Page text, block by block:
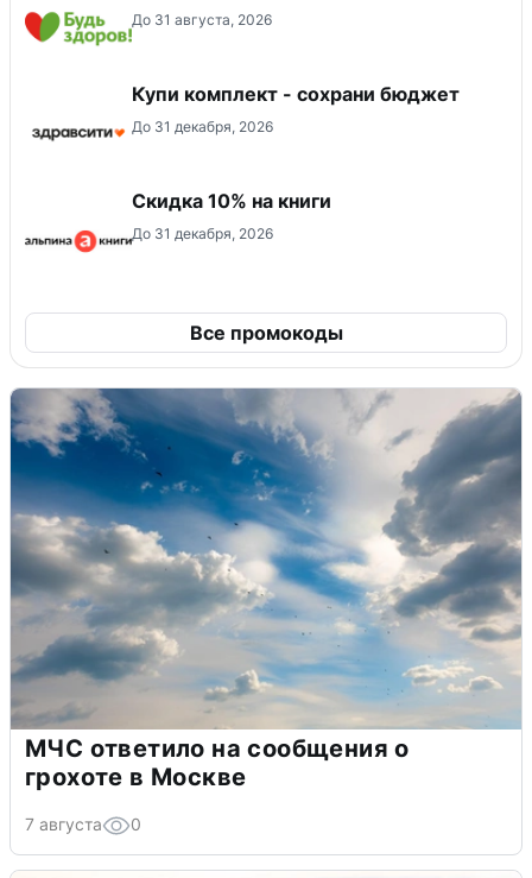
До 31 августа, 2026
Купи комплект - сохрани бюджет
До 31 декабря, 2026
Скидка 10% на книги
До 31 декабря, 2026
Все промокоды
МЧС ответило на сообщения о
грохоте в Москве
7 августа 0